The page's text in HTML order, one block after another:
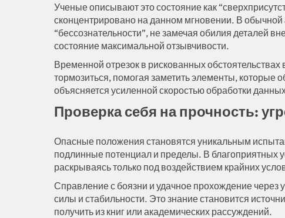
Ученые описывают это состояние как
сконцентрировано на данном мгновении. В
“бессознательности”, не замечая обилия деталей
состояние максимальной отзывчивости.
Временной отрезок в рискованных
тормозиться, помогая заметить элементы, которые
объясняется усиленной скоростью обработки
Проверка себя на прочность:
Опасные положения становятся уникальным
подлинные потенциал и пределы. В благоприятных
раскрываясь только под воздействием крайних
Справление с боязни и удачное прохождение через
силы и стабильности. Это знание становится
получить из книг или академических рассуждений.